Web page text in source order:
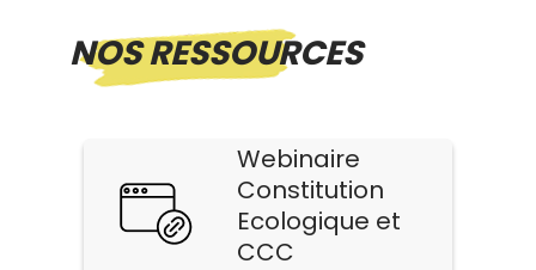
NOS RESSOURCES
Webinaire
Constitution
Ecologique et
CCC